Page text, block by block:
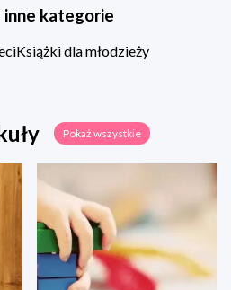
inne kategorie
Książki dla młodzieży
Pokaż wszystkie